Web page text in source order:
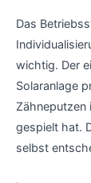
Das
wichtig. Der
Solaranlage
Zähneputzen
gespielt hat.
selbst